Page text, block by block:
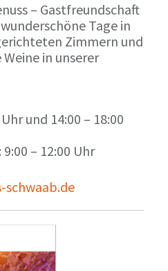
– Gastfreundschaft
Tage in
Zimmern und
in unserer
und 14:00 – 18:00
– 12:00 Uhr